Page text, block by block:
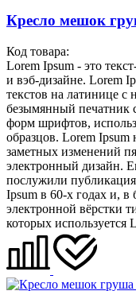
Кресло мешок
Код товара:
Lorem Ipsum - это
и вэб-дизайне. Lorem
текстов на латинице с
безымянный печатник
форм шрифтов,
образцов. Lorem Ipsum
заметных изменений
электронный дизайн.
послужили
Ipsum в 60-х годах и, в
электронной вёрстки
которых используется